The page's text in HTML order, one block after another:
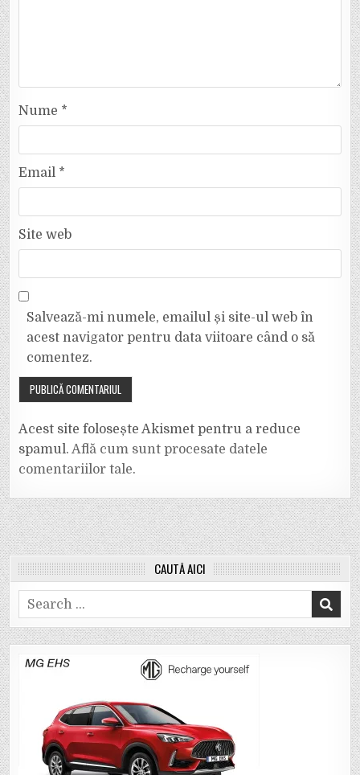
Nume *
Email *
Site web
Salvează-mi numele, emailul și site-ul web în
acest navigator pentru data viitoare când o să
comentez.
Acest site folosește Akismet pentru a reduce
spamul.Află cum sunt procesate datele
comentariilor tale.
CAUTĂ AICI
Search
for: